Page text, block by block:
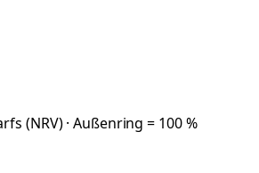
(NRV) · Außenring = 100 %